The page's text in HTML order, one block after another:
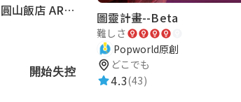
圓山月夜-羊群的失控｜圓山飯店 ARG實境解謎遊戲
開始失控
圖靈計畫--Beta
難しさ
Popworld原創
どこでも
4.3(43)